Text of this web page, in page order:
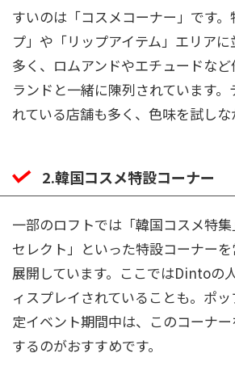
すいのは「コスメコーナー」です
プ」や「リップアイテム」エリア
多く、ロムアンドやエチュードな
ランドと一緒に陳列されています
れている店舗も多く、色味を試しな
2.韓国コスメ特設コーナー
一部のロフトでは「韓国コスメ特
セレクト」といった特設コーナー
展開しています。ここではDintoの
ィスプレイされていることも。ポ
定イベント期間中は、このコーナ
するのがおすすめです。